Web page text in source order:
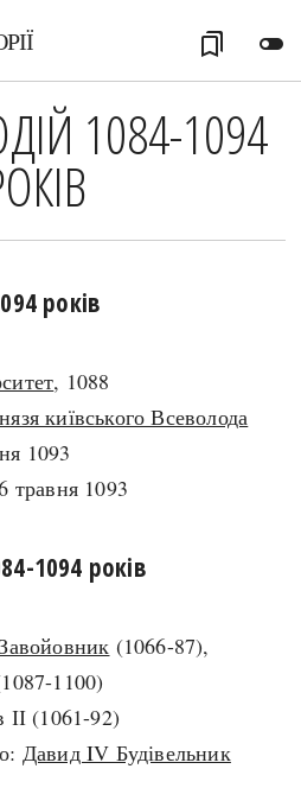
toggle_off
bookmarks
ПОДКАСТИ
КРУГЛІ ДАТИ
1084-1094
років
, 1088
київського Всеволода
1093
травня 1093
1094 років
(1066-87),
1100)
ІІ (1061-92)
Давид IV Будівельник